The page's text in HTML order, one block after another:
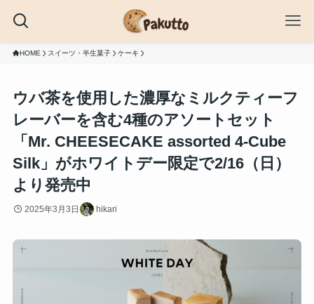
HOME スイーツ・半生菓子 ケーキ
ウバ茶を使用した濃厚なミルクティーフ
レーバーを含む4種のアソートセット
「Mr. CHEESECAKE assorted 4-Cube
Silk」がホワイトデー限定で2/16（日）
より発売中
2025年3月3日 hikari